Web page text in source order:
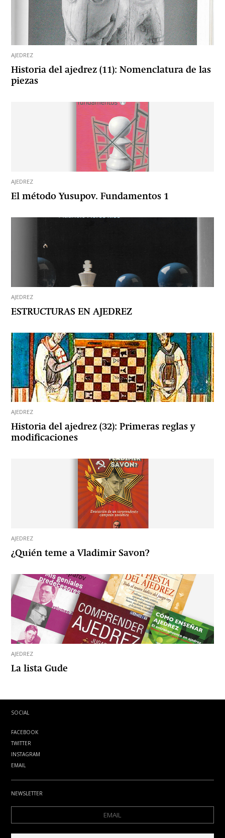
AJEDREZ
Historia del ajedrez (11): Nomenclatura de las
piezas
AJEDREZ
El método Yusupov. Fundamentos 1
AJEDREZ
ESTRUCTURAS EN AJEDREZ
AJEDREZ
Historia del ajedrez (32): Primeras reglas y
modificaciones
AJEDREZ
¿Quién teme a Vladimir Savon?
AJEDREZ
La lista Gude
SOCIAL
FACEBOOK
TWITTER
INSTAGRAM
EMAIL
NEWSLETTER